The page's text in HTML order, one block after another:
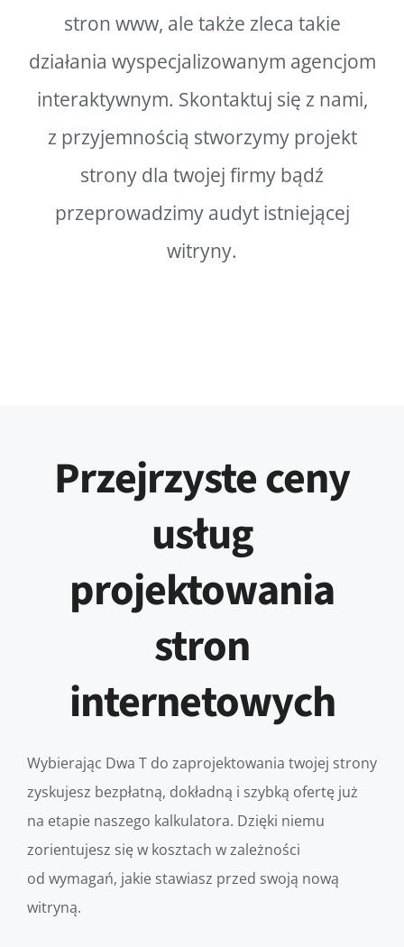
stron www, ale także zleca takie
działania wyspecjalizowanym agencjom
interaktywnym. Skontaktuj się z nami,
z przyjemnością stworzymy projekt
strony dla twojej firmy bądź
przeprowadzimy audyt istniejącej
witryny.
Przejrzyste ceny
usług
projektowania
stron
internetowych
Wybierając Dwa T do zaprojektowania twojej strony
zyskujesz bezpłatną, dokładną i szybką ofertę już
na etapie naszego kalkulatora. Dzięki niemu
zorientujesz się w kosztach w zależności
od wymagań, jakie stawiasz przed swoją nową
witryną.